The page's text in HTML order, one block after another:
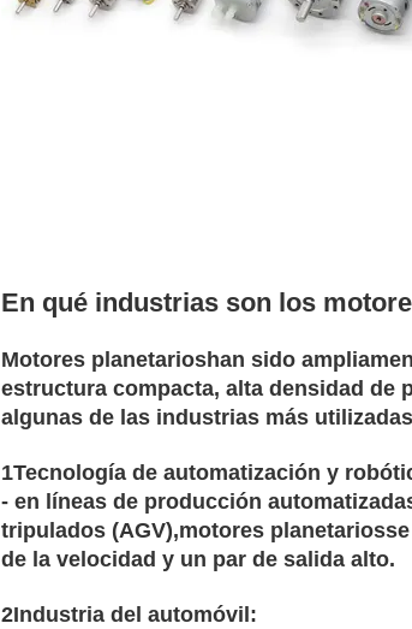
En qué industrias son los
Motores planetarioshan sido
estructura compacta, alta densidad de
algunas de las industrias más
1Tecnología de automatización y
- en líneas de producción
tripulados (AGV),motores planetarios
de la velocidad y un par de salida alto.
2Industria del automóvil: